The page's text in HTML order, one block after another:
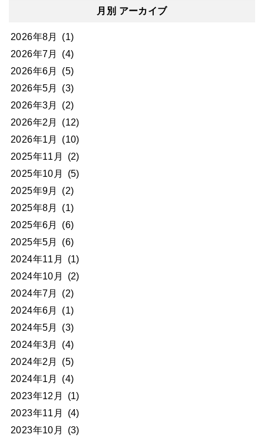
月別 アーカイブ
2026年8月
(1)
2026年7月
(4)
2026年6月
(5)
2026年5月
(3)
2026年3月
(2)
2026年2月
(12)
2026年1月
(10)
2025年11月
(2)
2025年10月
(5)
2025年9月
(2)
2025年8月
(1)
2025年6月
(6)
2025年5月
(6)
2024年11月
(1)
2024年10月
(2)
2024年7月
(2)
2024年6月
(1)
2024年5月
(3)
2024年3月
(4)
2024年2月
(5)
2024年1月
(4)
2023年12月
(1)
2023年11月
(4)
2023年10月
(3)